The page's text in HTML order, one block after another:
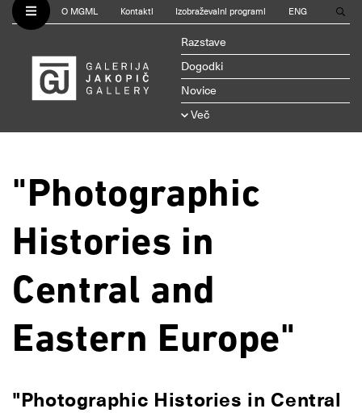
O MGML Kontakti Izobraževalni programi ENG
Razstave
Dogodki
Novice
Več
"Photographic
Histories in
Central and
Eastern Europe"
"Photographic Histories in Central